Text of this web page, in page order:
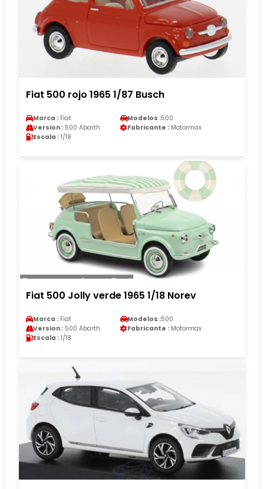
Fiat 500 rojo 1965 1/87 Busch
Marca : Fiat Modelos :500
Version : 500 Abarth Fabricante : Motormax
Escala : 1/18
Fiat 500 Jolly verde 1965 1/18 Norev
Marca : Fiat Modelos :500
Version : 500 Abarth Fabricante : Motormax
Escala : 1/18